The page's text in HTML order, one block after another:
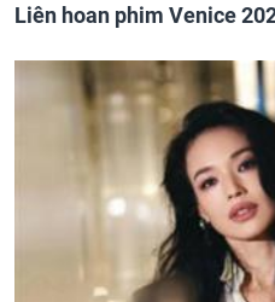
Liên hoan phim Venice